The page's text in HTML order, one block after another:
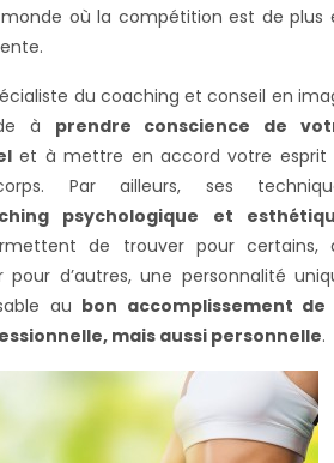
où la compétition est de plus
du coaching et conseil en
à prendre conscience de
et à mettre en accord votre esprit
Par ailleurs, ses
psychologique et
de trouver pour certains,
pour d’autres, une personnalité
au bon accomplissement de
mais aussi personnelle.